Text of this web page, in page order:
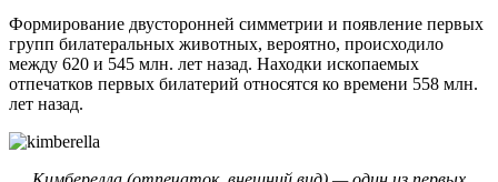
Формирование двусторонней симметрии и появление первых
групп билатеральных животных, вероятно, происходило
между 620 и 545 млн. лет назад. Находки ископаемых
отпечатков первых билатерий относятся ко времени 558 млн.
лет назад.